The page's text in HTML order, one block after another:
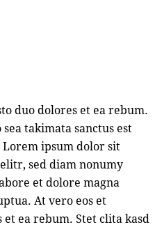
duo dolores et ea rebum.
takimata sanctus est
ipsum dolor sit
sed diam nonumy
et dolore magna
At vero eos et
et ea rebum. Stet clita kasd